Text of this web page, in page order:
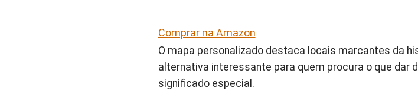
Comprar na Amazon
O mapa personalizado destaca locais marcantes da
alternativa interessante para quem procura o que dar
significado especial.